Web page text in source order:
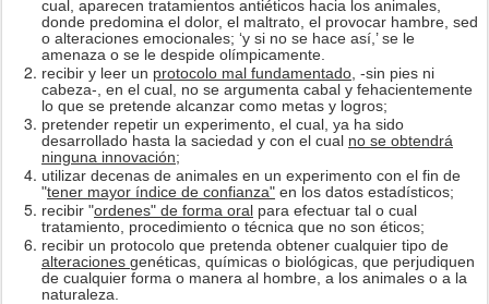
cual, aparecen tratamientos antiéticos hacia los animales,
donde predomina el dolor, el maltrato, el provocar hambre, sed
o alteraciones emocionales; ‘y si no se hace así,’ se le
amenaza o se le despide olímpicamente.
recibir y leer un protocolo mal fundamentado , -sin pies ni
cabeza-, en el cual, no se argumenta cabal y fehacientemente
lo que se pretende alcanzar como metas y logros;
pretender repetir un experimento, el cual, ya ha sido
desarrollado hasta la saciedad y con el cual no se obtendrá
ninguna innovación;
utilizar decenas de animales en un experimento con el fin de
"tener mayor índice de confianza" en los datos estadísticos;
recibir "ordenes" de forma oral para efectuar tal o cual
tratamiento, procedimiento o técnica que no son éticos;
recibir un protocolo que pretenda obtener cualquier tipo de
alteraciones genéticas, químicas o biológicas, que perjudiquen
de cualquier forma o manera al hombre, a los animales o a la
naturaleza.